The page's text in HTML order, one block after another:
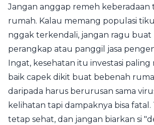
Jangan anggap remeh keberadaan
rumah. Kalau memang populasi
nggak terkendali, jangan ragu buat
perangkap atau panggil jasa
Ingat, kesehatan itu investasi paling
baik capek dikit buat bebenah
daripada harus berurusan sama
kelihatan tapi dampaknya bisa fatal.
tetap sehat, dan jangan biarkan si